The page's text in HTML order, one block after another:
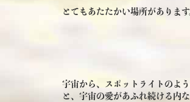
とてもあたたかい場所があります
宇宙から、スポットライトのよ
と、宇宙の愛があふれ続ける内